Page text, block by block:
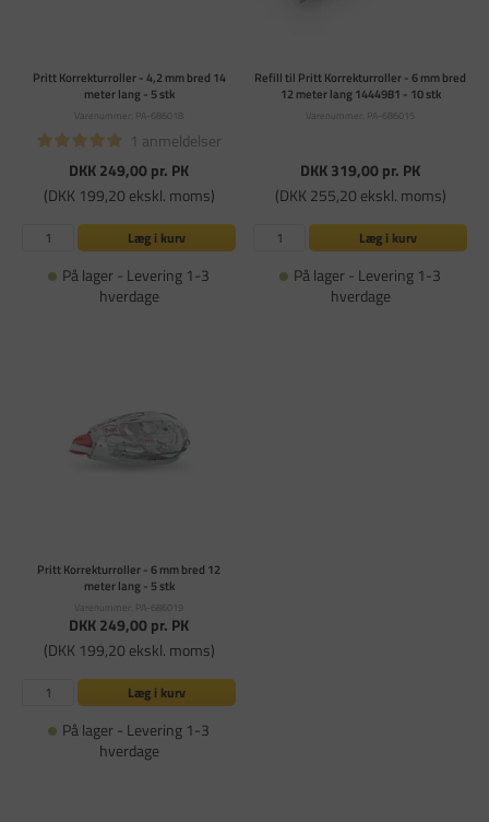
Pritt Korrekturroller - 4,2 mm bred 14
meter lang - 5 stk
Varenummer: PA-686018
1 anmeldelser
DKK 249,00pr. PK
(DKK 199,20 ekskl. moms)
Læg i kurv
På lager - Levering 1-3
hverdage
Refill til Pritt Korrekturroller - 6 mm bred
12 meter lang 1444981 - 10 stk
Varenummer: PA-686015
DKK 319,00pr. PK
(DKK 255,20 ekskl. moms)
Læg i kurv
På lager - Levering 1-3
hverdage
Pritt Korrekturroller - 6 mm bred 12
meter lang - 5 stk
Varenummer: PA-686019
DKK 249,00pr. PK
(DKK 199,20 ekskl. moms)
Læg i kurv
På lager - Levering 1-3
hverdage